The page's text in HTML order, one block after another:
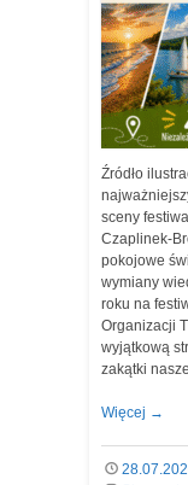
Źródło
sceny
Czaplinek-
pokojowe
wymiany
roku na
Organizacji
wyjątkową
zakątki
Więcej →